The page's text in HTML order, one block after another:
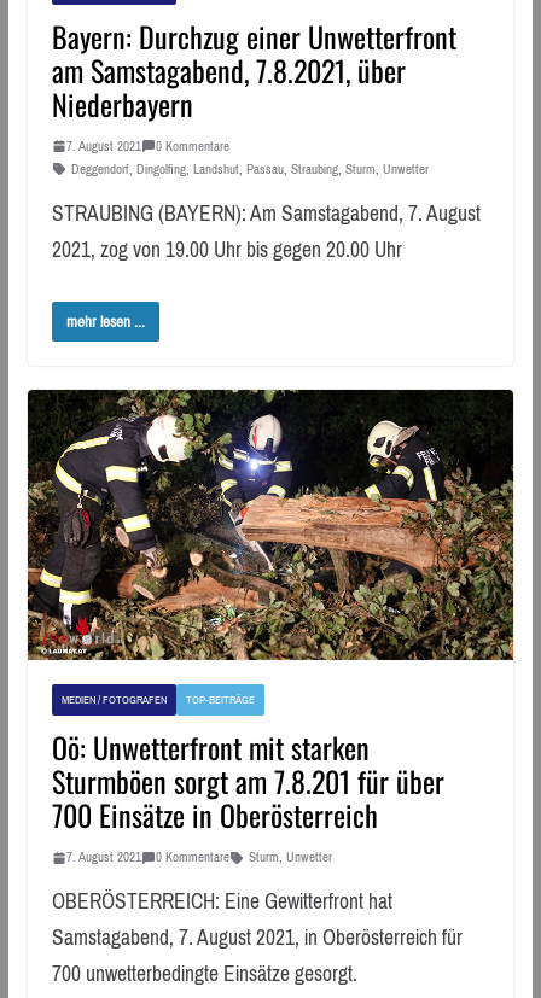
Bayern: Durchzug einer Unwetterfront
am Samstagabend, 7.8.2021, über
Niederbayern
7. August 2021
0 Kommentare
Deggendorf, Dingolfing, Landshut, Passau, Straubing, Sturm, Unwetter
STRAUBING (BAYERN): Am Samstagabend, 7. August
2021, zog von 19.00 Uhr bis gegen 20.00 Uhr
mehr lesen ...
MEDIEN / FOTOGRAFEN TOP-BEITRÄGE
Oö: Unwetterfront mit starken
Sturmböen sorgt am 7.8.201 für über
700 Einsätze in Oberösterreich
7. August 2021 0 Kommentare Sturm, Unwetter
OBERÖSTERREICH: Eine Gewitterfront hat
Samstagabend, 7. August 2021, in Oberösterreich für
700 unwetterbedingte Einsätze gesorgt.